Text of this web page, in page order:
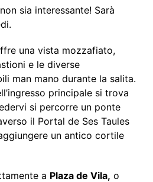
sia interessante! Sarà
una vista mozzafiato,
e le diverse
man mano durante la salita.
principale si trova
si percorre un ponte
il Portal de Ses Taules
un antico cortile
a Plaza de Vila, o